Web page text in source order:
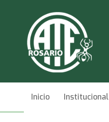
Inicio Institucional